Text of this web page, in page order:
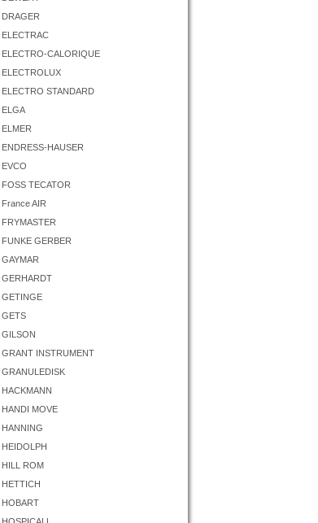
DRAGER
ELECTRAC
ELECTRO-CALORIQUE
ELECTROLUX
ELECTRO STANDARD
ELGA
ELMER
ENDRESS-HAUSER
EVCO
FOSS TECATOR
France AIR
FRYMASTER
FUNKE GERBER
GAYMAR
GERHARDT
GETINGE
GETS
GILSON
GRANT INSTRUMENT
GRANULEDISK
HACKMANN
HANDI MOVE
HANNING
HEIDOLPH
HILL ROM
HETTICH
HOBART